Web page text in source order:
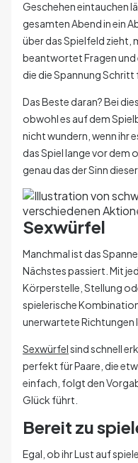
Geschehen eintauchen
gesamten Abend in ein
über das Spielfeld zieht,
beantwortet Fragen und
die die Spannung Schritt
Das Beste daran? Bei
obwohl es auf dem
nicht wundern, wenn ihr
das Spiel lange vor dem
genau das der Sinn
Sexwürfel
Manchmal ist das
Nächstes passiert. Mit
Körperstelle, Stellung
spielerische
unerwartete Richtungen
Sexwürfelsind schnell
perfekt für Paare, die
einfach, folgt den
Glück führt.
Bereit zu
Egal, ob ihr Lust auf